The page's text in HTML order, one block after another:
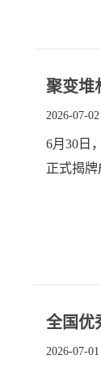
聚变堆
2026-07-02
6月30日
正式揭牌
全国优
2026-07-01